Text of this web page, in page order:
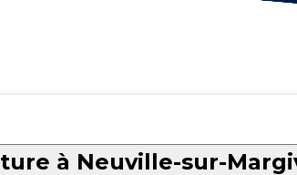
à Neuville-sur-